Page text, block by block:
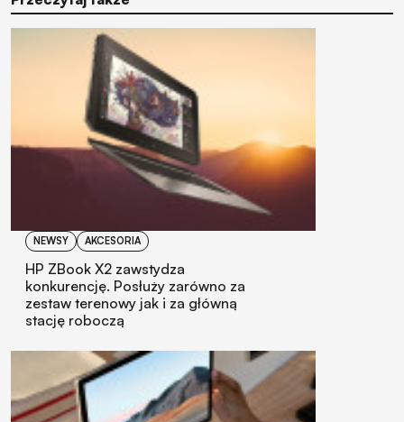
NEWSY AKCESORIA
HP ZBook X2 zawstydza
konkurencję. Posłuży zarówno za
zestaw terenowy jak i za główną
stację roboczą